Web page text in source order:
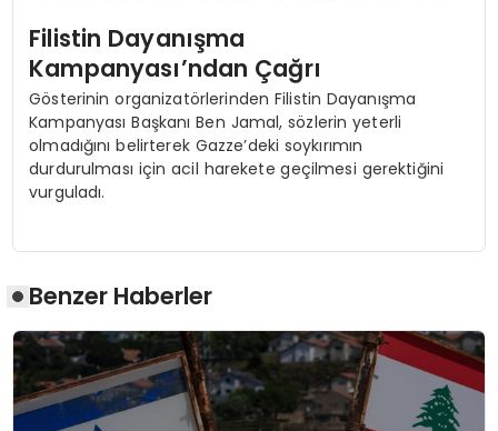
Filistin Dayanışma
Kampanyası’ndan Çağrı
Gösterinin organizatörlerinden Filistin Dayanışma
Kampanyası Başkanı Ben Jamal, sözlerin yeterli
olmadığını belirterek Gazze’deki soykırımın
durdurulması için acil harekete geçilmesi gerektiğini
vurguladı.
Benzer Haberler